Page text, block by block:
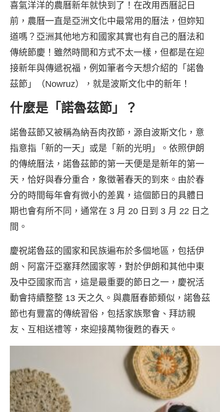
喜氣洋洋的農曆新年就快到了！在改用西曆記日
前，農曆一直是亞洲文化中最常用的曆法，但妳知
道嗎？亞洲其他地方和國家其實也有自己的曆法和
傳統節慶！雖然時間和方式不太一樣，但都是在迎
接新年與傳遞祝福，例如筆者今天想介紹的「諾魯
茲節」（Nowruz），就是波斯文化中的新年！
什麼是「諾魯茲節」？
諾魯茲節又被稱為納吾肉孜節，源自波斯文化，意
指意指「新的一天」或是「新的光明」。依照伊朗
的傳統曆法，諾魯茲節的第一天便是是新年的第一
天，恰好與春分重合，象徵著春天的到來。由於春
分的時間每年會有微小的差異，這個節日的具體日
期也會有所不同，通常在 3 月 20 日到 3 月 22 日之
間。
慶祝諾魯茲的國家和民族遍布於多個地區，包括伊
朗、阿富汗亞塞拜然國家等，對於伊朗和其他中東
及中亞國家而言，這是最重要的節日之一，慶祝活
動會持續整整 13 天之久。與農曆春節類似，諾魯茲
節也有豐富的傳統習俗，包括家族聚會、拜訪親
友、互相送禮等，來迎接萬物復甦的春天。